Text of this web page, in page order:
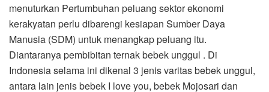
menuturkan Pertumbuhan peluang sektor ekonomi
kerakyatan perlu dibarengi kesiapan Sumber Daya
Manusia (SDM) untuk menangkap peluang itu.
Diantaranya pembibitan ternak bebek unggul . Di
Indonesia selama ini dikenal 3 jenis varitas bebek unggul,
antara lain jenis bebek I love you, bebek Mojosari dan